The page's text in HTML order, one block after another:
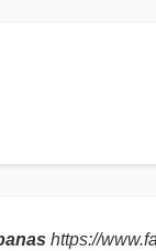
https://